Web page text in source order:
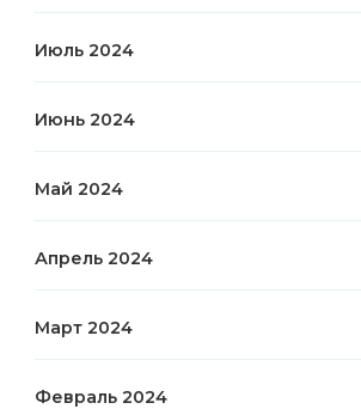
Июль 2024
Июнь 2024
Май 2024
Апрель 2024
Март 2024
Февраль 2024